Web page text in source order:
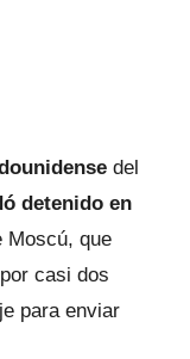
del
detenido en
Moscú, que
casi dos
para enviar